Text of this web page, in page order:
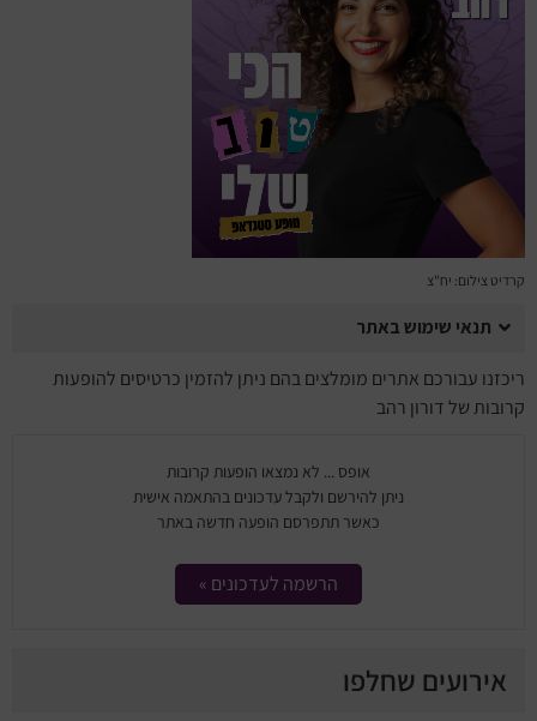
מחזות זמר
מחול ובלט
קונצרטים
הרצאות
סרטים
חופשה והופעה
קרדיט צילום: יח"צ
תנאי שימוש באתר
ריכזנו עבורכם אתרים מומלצים בהם ניתן להזמין כרטיסים להופעות
קרובות של דורון רהב
אופס ... לא נמצאו הופעות קרובות
ניתן להירשם ולקבל עדכונים בהתאמה אישית
כאשר תתפרסם הופעה חדשה באתר
הרשמה לעדכונים »
אירועים שחלפו